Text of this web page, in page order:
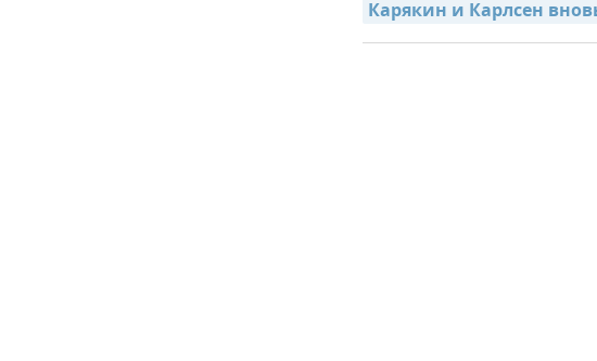
Карякин и Карлсен